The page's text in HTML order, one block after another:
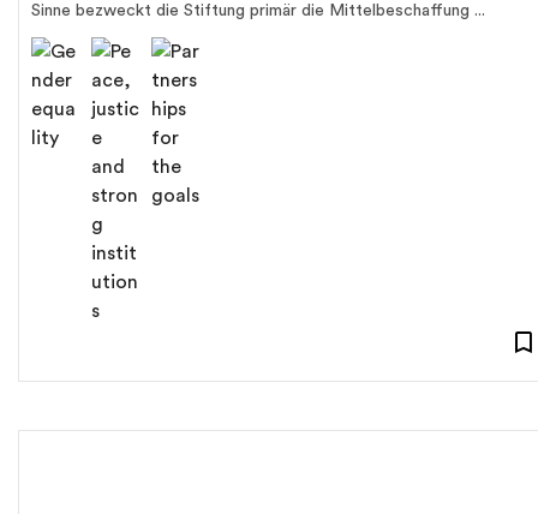
Sinne bezweckt die Stiftung primär die Mittelbeschaffung ...